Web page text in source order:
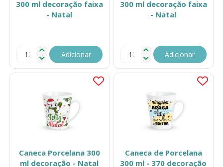
300 ml decoração faixa
- Natal
Adicionar
300 ml decoração faixa
- Natal
Adicionar
Caneca Porcelana 300
ml decoração - Natal
Caneca de Porcelana
300 ml - 370 decoração